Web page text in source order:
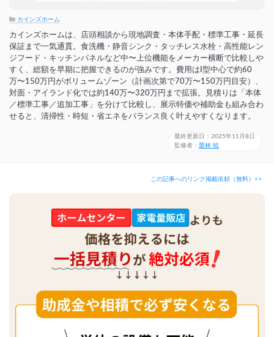
カインズホーム
カインズホームは、店頭相談から現地調査・本体手配・標準工事・延長
保証まで一気通貫。食洗機・静音シンク・タッチレス水栓・高性能レン
ジフード・キッチンパネルなど中〜上位機能をメーカー横断で比較しや
すく、総額を早期に把握できるのが強みです。費用はI型中心で約60
万〜150万円がボリュームゾーン（計画次第で70万〜150万円目安）、
対面・アイランド化では約140万〜320万円まで拡張。見積りは「本体
／標準工事／追加工事」を分けて比較し、展示特価や補助金も組み合わ
せると、清掃性・時短・省エネをバランス良く叶えやすくなります。
最終更新日：2025年11月8日
監修者： 栗林 暁
この記事へのリンク掲載依頼（無料）>>